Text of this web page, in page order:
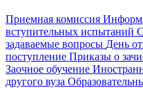
Приемная комиссия
вступительных испытаний
задаваемые вопросы День
поступление Приказы о
Заочное обучение
другого вуза